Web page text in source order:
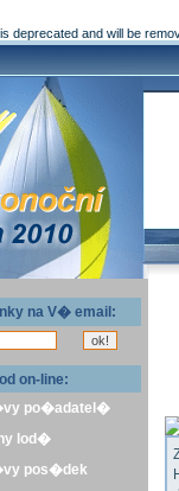
deprecated and will be
na V� email:
on-line:
po�adatel�
lod�
pos�dek